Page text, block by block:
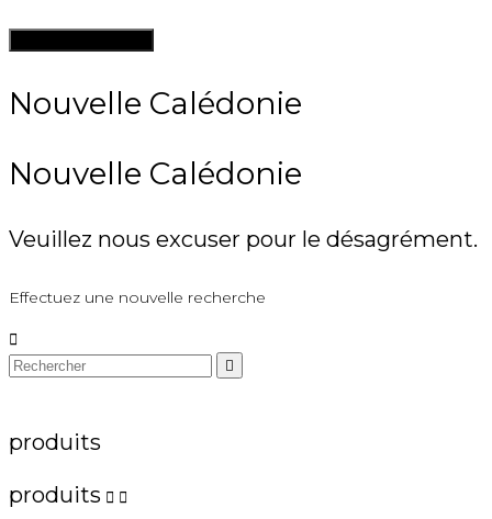
Nouvelle Calédonie
Nouvelle Calédonie
Veuillez nous excuser pour le désagrément.
Effectuez une nouvelle recherche


produits
produits  